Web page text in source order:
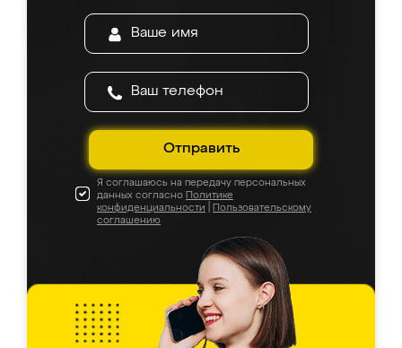
Отправить
Я соглашаюсь на передачу персональных
данных согласно Политике
конфиденциальности
Пользовательскому
соглашению